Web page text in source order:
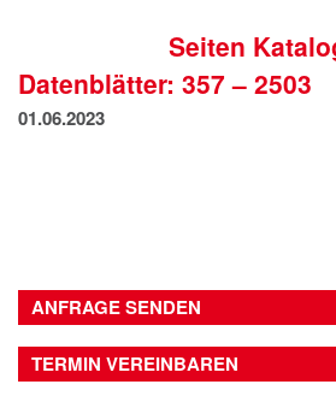
DATENSCHUTZSeiten
Datenblätter: 357 – 2503
01.06.2023
ANFRAGE SENDEN
TERMIN VEREINBAREN